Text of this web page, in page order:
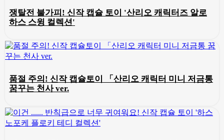
쟁탈전 불가피! 신작 캡슐 토이 '산리오 캐릭터즈 알로
하스 스윙 컬렉션'
품절 주의! 신작 캡슐토이 「산리오 캐릭터 미니 저금통
꿈꾸는 천사 ver.